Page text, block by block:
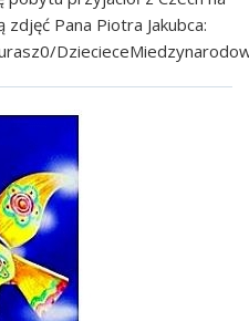
Pana Piotra Jakubca: